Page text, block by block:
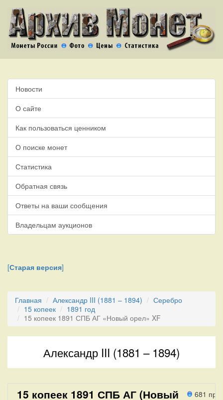
Новости
О сайте
Как пользоваться ценником
О поиске монет
Статистика
Обратная связь
Ответы на ваши сообщения
Владельцам аукционов
[Старая версия]
Главная Александр III (1881 – 1894)
Серебро
15 копеек
1891 год
15 копеек 1891 СПБ АГ «Новый орел» XF
Александр III (1881 – 1894)
681
15 копеек 1891 СПБ АГ (Новый